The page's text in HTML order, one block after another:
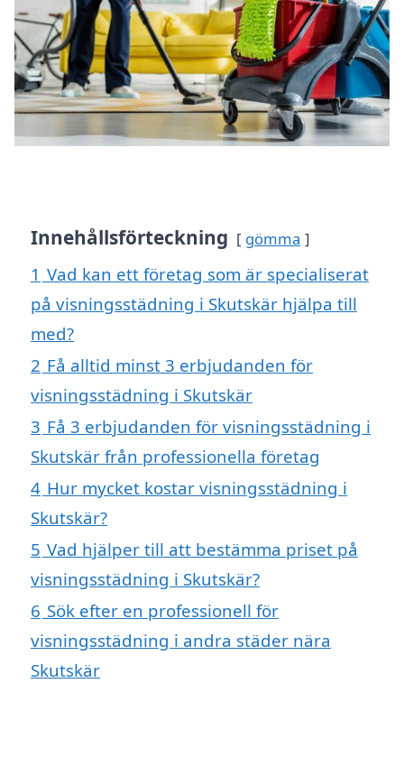
Innehållsförteckning gömma
1 Vad kan ett företag som är specialiserat
på visningsstädning i Skutskär hjälpa till
med?
2 Få alltid minst 3 erbjudanden för
visningsstädning i Skutskär
3 Få 3 erbjudanden för visningsstädning i
Skutskär från professionella företag
4 Hur mycket kostar visningsstädning i
Skutskär?
5 Vad hjälper till att bestämma priset på
visningsstädning i Skutskär?
6 Sök efter en professionell för
visningsstädning i andra städer nära
Skutskär